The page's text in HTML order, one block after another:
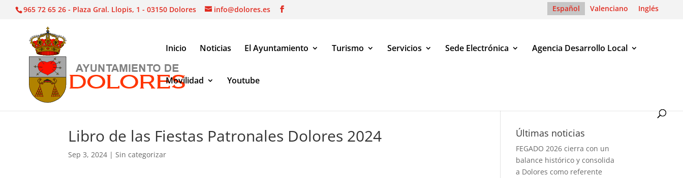
965 72 65 26 - Plaza Gral. Llopis, 1 - 03150 Dolores info@dolores.es Español Valenciano Inglés
Inicio Noticias El Ayuntamiento Turismo Servicios Sede Electrónica Agencia Desarrollo Local
Movilidad Youtube
Libro de las Fiestas Patronales Dolores 2024
Sep 3, 2024 |Sin categorizar
Últimas noticias
FEGADO 2026 cierra con un
balance histórico y consolida
a Dolores como referente